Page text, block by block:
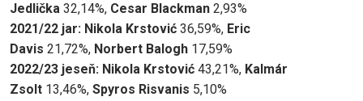
Jedlička 32,14%, Cesar Blackman 2,93%
2021/22 jar: Nikola Krstović 36,59%, Eric
Davis 21,72%, Norbert Balogh 17,59%
2022/23 jeseň: Nikola Krstović 43,21%, Kalmár
Zsolt 13,46%, Spyros Risvanis 5,10%